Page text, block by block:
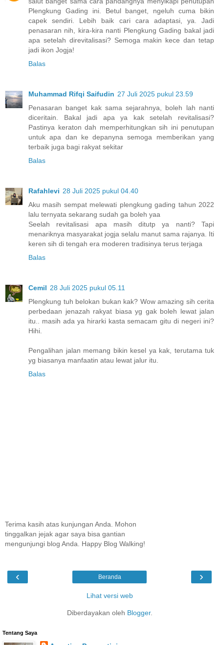
Plengkung Gading ini. Betul banget, ngeluh cuma bikin
capek sendiri. Lebih baik cari cara adaptasi, ya. Jadi
penasaran nih, kira-kira nanti Plengkung Gading bakal jadi
apa setelah direvitalisasi? Semoga makin kece dan tetap
jadi ikon Jogja!
Balas
Muhammad Rifqi Saifudin 27 Juli 2025 pukul 23.59
Penasaran banget kak sama sejarahnya, boleh lah nanti
diceritain. Bakal jadi apa ya kak setelah revitalisasi?
Pastinya keraton dah memperhitungkan sih ini penutupan
untuk apa dan ke depanyna semoga memberikan yang
terbaik juga bagi rakyat sekitar
Balas
Rafahlevi 28 Juli 2025 pukul 04.40
Aku masih sempat melewati plengkung gading tahun 2022
lalu ternyata sekarang sudah ga boleh yaa
Seelah revitalisasi apa masih ditutp ya nanti? Tapi
menariknya masyarakat jogja selalu manut sama rajanya. Iti
keren sih di tengah era moderen tradisinya terus terjaga
Balas
Cemil 28 Juli 2025 pukul 05.11
Plengkung tuh belokan bukan kak? Wow amazing sih cerita
perbedaan jenazah rakyat biasa yg gak boleh lewat jalan
itu.. masih ada ya hirarki kasta semacam gitu di negeri ini?
Hihi.
Pengalihan jalan memang bikin kesel ya kak, terutama tuk
yg biasanya manfaatin atau lewat jalur itu.
Balas
Terima kasih atas kunjungan Anda. Mohon
tinggalkan jejak agar saya bisa gantian
mengunjungi blog Anda. Happy Blog Walking!
‹ ›
Beranda
Lihat versi web
Diberdayakan oleh Blogger.
Tentang Saya